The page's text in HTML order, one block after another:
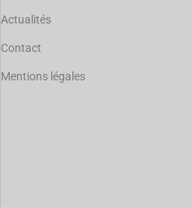
Actualités
Contact
Mentions légales